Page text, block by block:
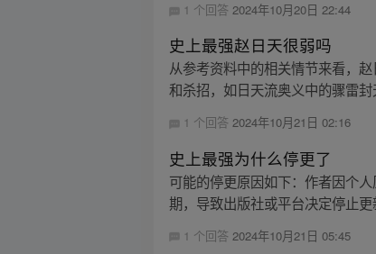
1 个回答2024年10月20日 22:44
史上最强赵日天很弱吗
从参考资料中的相关情节来看，
和杀招，如日天流奥义中的骤雷
1 个回答2024年10月21日 02:16
史上最强为什么停更了
可能的停更原因如下：作者因个
期，导致出版社或平台决定停止
1 个回答 2024年10月21日 05:45